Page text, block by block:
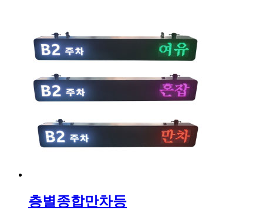
층별종합만차등